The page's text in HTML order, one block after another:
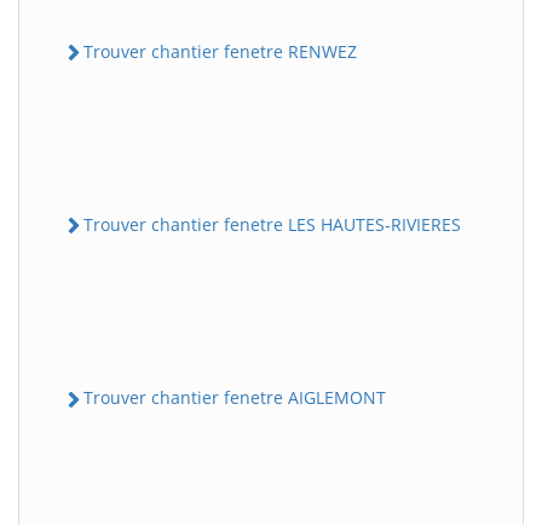
Trouver chantier fenetre RENWEZ
Trouver chantier fenetre LES HAUTES-RIVIERES
Trouver chantier fenetre AIGLEMONT